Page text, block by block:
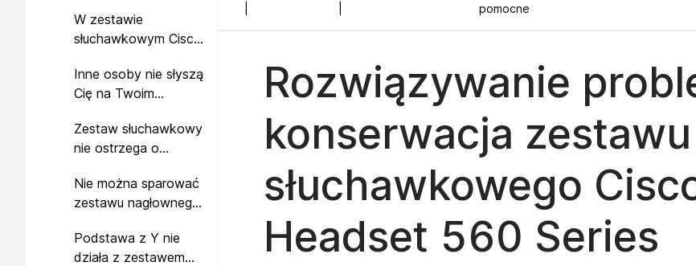
zniekształcony lub
niespójny dźwięk
W zestawie
słuchawkowym Cisco
dźwięku
Inne osoby nie słyszą
Cię na Twoim
słuchawkowym Cisco
z serii 560
Zestaw słuchawkowy
nie ostrzega o
przychodzących na
Cisco IP Phone
Nie można sparować
zestawu nagłownego i
Podstawa z Y nie
działa z zestawem
pomocne
Rozwiązywanie
konserwacja zestawu
słuchawkowego
Headset 560 Series